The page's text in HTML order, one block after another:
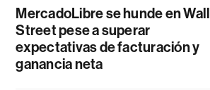
MercadoLibre se hunde en Wall
Street pese a superar
expectativas de facturación y
ganancia neta